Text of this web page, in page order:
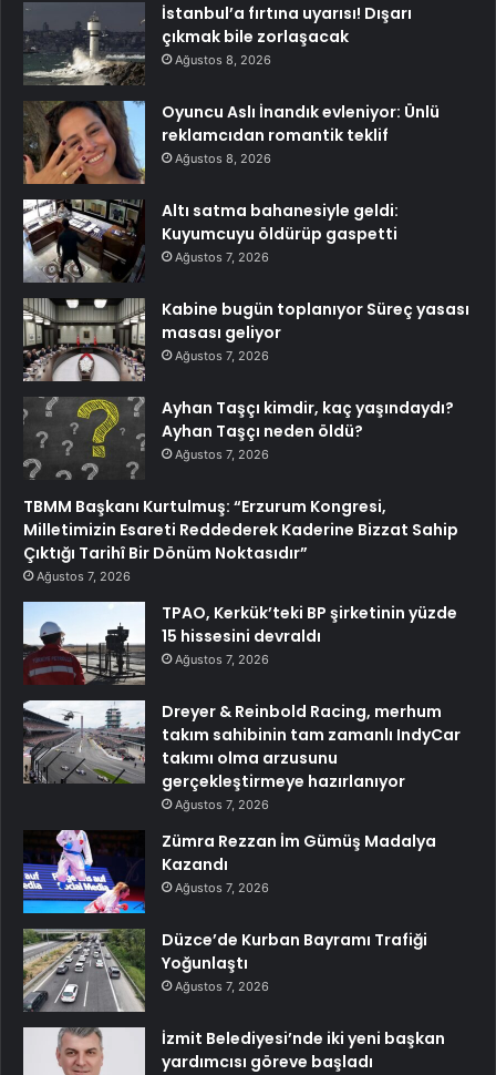
İstanbul’a fırtına uyarısı! Dışarı
çıkmak bile zorlaşacak
Ağustos 8, 2026
Oyuncu Aslı İnandık evleniyor: Ünlü
reklamcıdan romantik teklif
Ağustos 8, 2026
Altı satma bahanesiyle geldi:
Kuyumcuyu öldürüp gaspetti
Ağustos 7, 2026
Kabine bugün toplanıyor Süreç yasası
masası geliyor
Ağustos 7, 2026
Ayhan Taşçı kimdir, kaç yaşındaydı?
Ayhan Taşçı neden öldü?
Ağustos 7, 2026
TBMM Başkanı Kurtulmuş: “Erzurum Kongresi,
Milletimizin Esareti Reddederek Kaderine Bizzat Sahip
Çıktığı Tarihî Bir Dönüm Noktasıdır”
Ağustos 7, 2026
TPAO, Kerkük’teki BP şirketinin yüzde
15 hissesini devraldı
Ağustos 7, 2026
Dreyer & Reinbold Racing, merhum
takım sahibinin tam zamanlı IndyCar
takımı olma arzusunu
gerçekleştirmeye hazırlanıyor
Ağustos 7, 2026
Zümra Rezzan İm Gümüş Madalya
Kazandı
Ağustos 7, 2026
Düzce’de Kurban Bayramı Trafiği
Yoğunlaştı
Ağustos 7, 2026
İzmit Belediyesi’nde iki yeni başkan
yardımcısı göreve başladı